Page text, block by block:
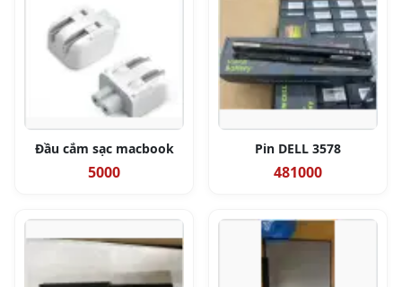
Đầu cắm sạc macbook
5000
Pin DELL 3578
481000